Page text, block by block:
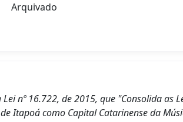
Arquivado
nº 16.722, de 2015, que "Consolida
Itapoá como Capital Catarinense da